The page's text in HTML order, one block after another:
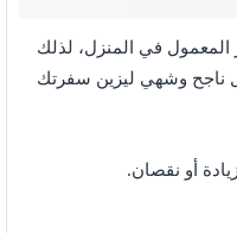
في المنزل، لذلك
ناجح وشهي ليزين سفرتك
أو نقصان.